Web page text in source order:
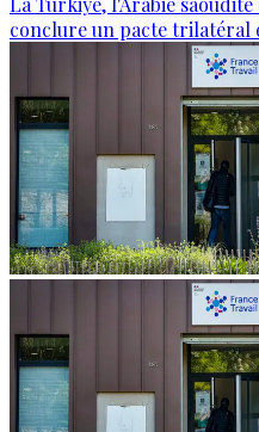
conclure un pacte trilatéral